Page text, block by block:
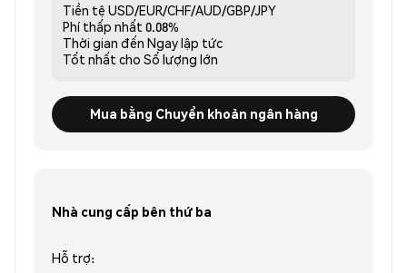
Tiền tệ USD/EUR/CHF/AUD/GBP/JPY
Phí thấp nhất 0.08%
Thời gian đến Ngay lập tức
Tốt nhất cho Số lượng lớn
Mua bằng Chuyển khoản ngân hàng
Nhà cung cấp bên thứ ba
Hỗ trợ: